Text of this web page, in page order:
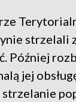
strzelali
Później
jej
strzelanie